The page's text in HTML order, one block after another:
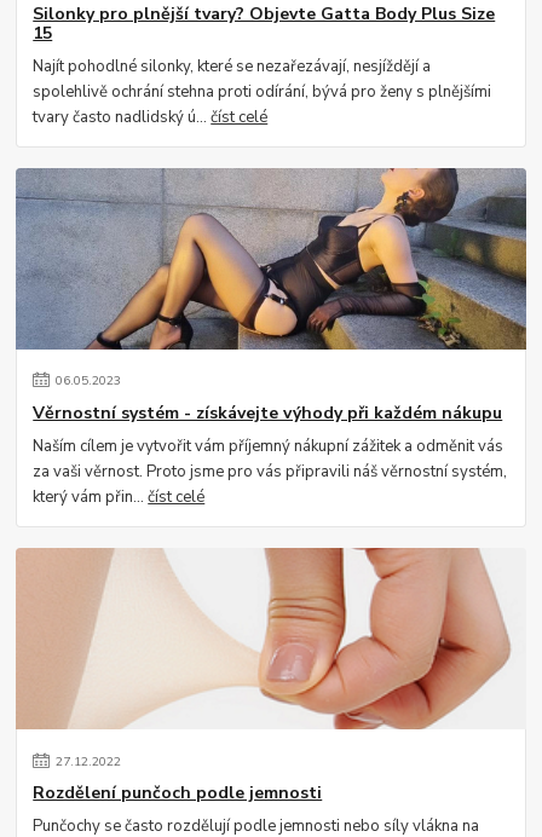
Silonky pro plnější tvary? Objevte Gatta Body Plus Size
15
Najít pohodlné silonky, které se nezařezávají, nesjíždějí a
spolehlivě ochrání stehna proti odírání, bývá pro ženy s plnějšími
tvary často nadlidský ú...číst celé
06.05.2023
Věrnostní systém - získávejte výhody při každém nákupu
Naším cílem je vytvořit vám příjemný nákupní zážitek a odměnit vás
za vaši věrnost. Proto jsme pro vás připravili náš věrnostní systém,
který vám přin...číst celé
27.12.2022
Rozdělení punčoch podle jemnosti
Punčochy se často rozdělují podle jemnosti nebo síly vlákna na